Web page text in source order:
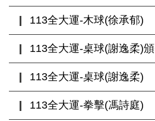
113全大運-木球(徐承郁)
113全大運-桌球(謝逸柔)
113全大運-桌球(謝逸柔)
113全大運-拳擊(馮詩庭)